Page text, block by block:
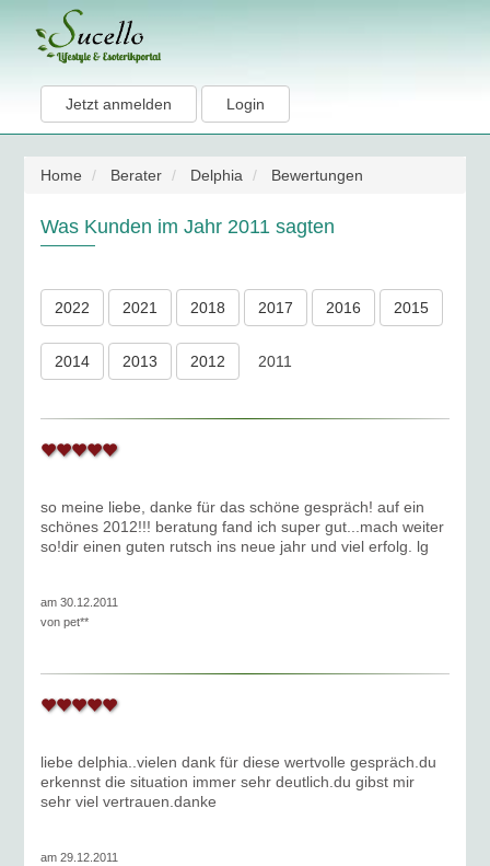
Jetzt anmelden Login
Home Berater Delphia Bewertungen
Was Kunden im Jahr 2011 sagten
2022 2021 2018 2017 2016 2015
2014 2013 2012 2011
so meine liebe, danke für das schöne gespräch! auf ein
schönes 2012!!! beratung fand ich super gut...mach weiter
so!dir einen guten rutsch ins neue jahr und viel erfolg. lg
am 30.12.2011
vonpet**
liebe delphia..vielen dank für diese wertvolle gespräch.du
erkennst die situation immer sehr deutlich.du gibst mir
sehr viel vertrauen.danke
am 29.12.2011